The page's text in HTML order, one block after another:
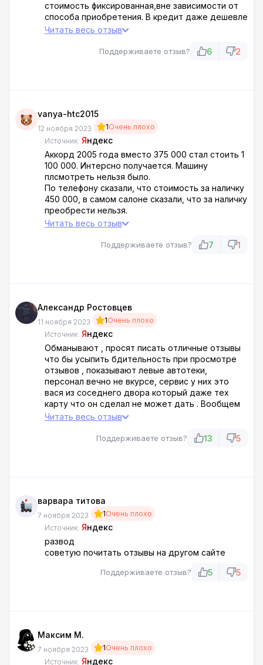
стоимость фиксированная,вне зависимости от
способа приобретения. В кредит даже дешевле
будет.
По факту в салоне 1 100 000р.
Читать весь отзыв
Поддерживаете отзыв? 6 2
vanya-htc2015
12 ноября 2023 1Очень плохо
Источник: Яндекс
Аккорд 2005 года вместо 375 000 стал стоить 1
100 000. Интерсно получается. Машину
плсмотреть нельзя было.
По телефону сказали, что стоимость за наличку
450 000, в самом салоне сказали, что за наличку
преобрести нельзя.
*** одним словом
Читать весь отзыв
Поддерживаете отзыв? 7 1
Александр Ростовцев
11 ноября 2023 1Очень плохо
Источник: Яндекс
Обманывают , просят писать отличные отзывы
что бы усыпить бдительность при просмотре
отзывов , показывают левые автотеки,
персонал вечно не вкурсе, сервис у них это
вася из соседнего двора который даже тех
карту что он сделал не может дать . Вообщем
не советую , обходите стороной
Читать весь отзыв
Поддерживаете отзыв? 13 5
варвара титова
7 ноября 2023 1Очень плохо
Источник: Яндекс
развод
советую почитать отзывы на другом сайте
Поддерживаете отзыв? 5 5
Максим М.
7 ноября 2023 1Очень плохо
Источник: Яндекс